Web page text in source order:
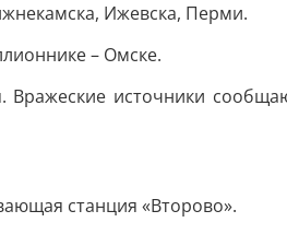
Ижевска, Перми.
– Омске.
Вражеские источники
станция «Второво».